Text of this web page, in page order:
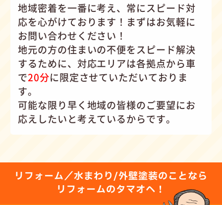
地域密着を一番に考え、常にスピード対
応を心がけております！まずはお気軽に
お問い合わせください！
地元の方の住まいの不便をスピード解決
するために、対応エリアは各拠点から車
で20分に限定させていただいておりま
す。
可能な限り早く地域の皆様のご要望にお
応えしたいと考えているからです。
リフォーム／水まわり/外壁塗装のことなら
リフォームのタマオへ！